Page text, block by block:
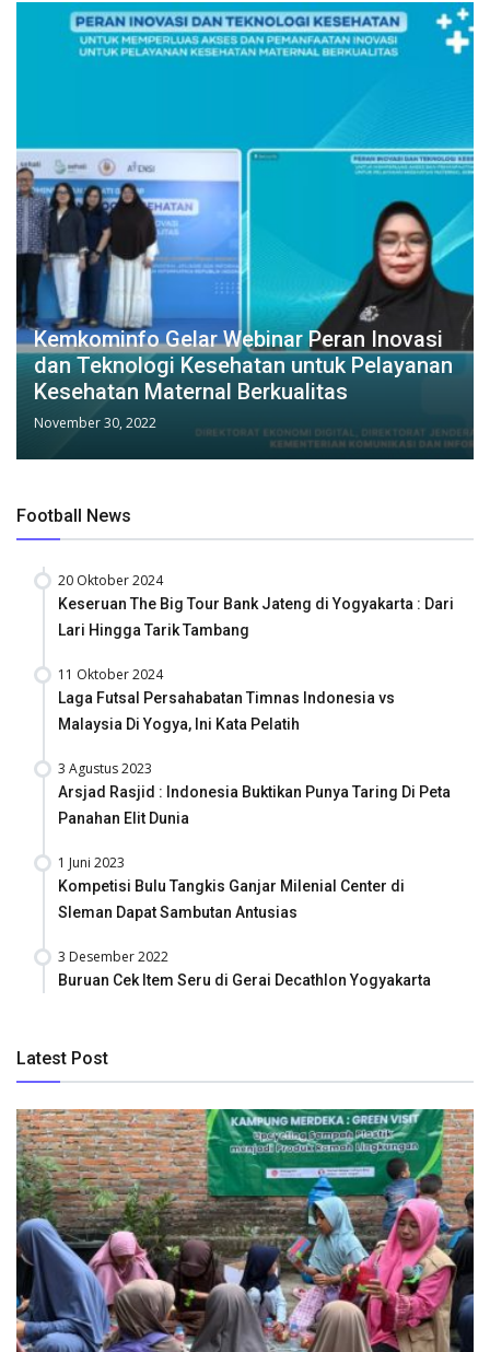
Kemkominfo Gelar Webinar Peran Inovasi
dan Teknologi Kesehatan untuk Pelayanan
Kesehatan Maternal Berkualitas
November 30, 2022
Football News
20 Oktober 2024
Keseruan The Big Tour Bank Jateng di Yogyakarta : Dari
Lari Hingga Tarik Tambang
11 Oktober 2024
Laga Futsal Persahabatan Timnas Indonesia vs
Malaysia Di Yogya, Ini Kata Pelatih
3 Agustus 2023
Arsjad Rasjid : Indonesia Buktikan Punya Taring Di Peta
Panahan Elit Dunia
1 Juni 2023
Kompetisi Bulu Tangkis Ganjar Milenial Center di
Sleman Dapat Sambutan Antusias
3 Desember 2022
Buruan Cek Item Seru di Gerai Decathlon Yogyakarta
Latest Post